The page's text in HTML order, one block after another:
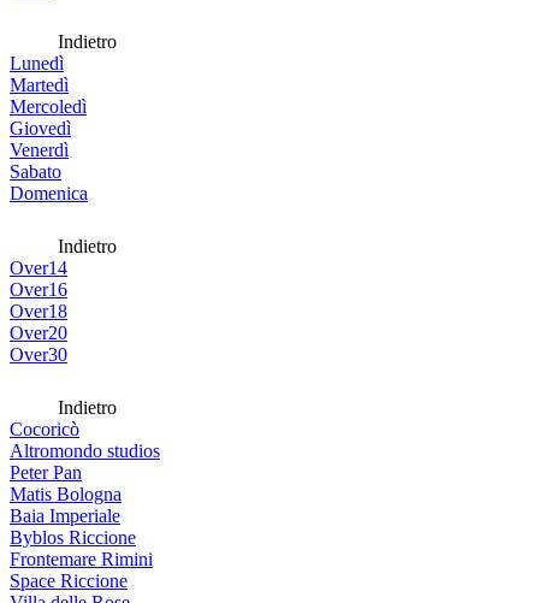
Indietro
Lunedì
Martedì
Mercoledì
Giovedì
Venerdì
Sabato
Domenica
Indietro
Over14
Over16
Over18
Over20
Over30
Indietro
Cocoricò
Altromondo studios
Peter Pan
Matis Bologna
Baia Imperiale
Byblos Riccione
Frontemare Rimini
Space Riccione